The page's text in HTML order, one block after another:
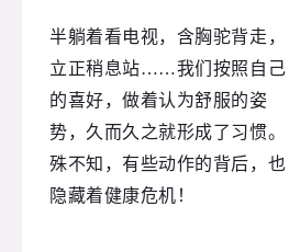
半躺着看电视，含胸驼背走，
立正稍息站……我们按照自己
的喜好，做着认为舒服的姿
势，久而久之就形成了习惯。
殊不知，有些动作的背后，也
隐藏着健康危机！